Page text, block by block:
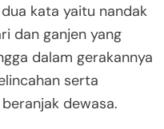
kata yaitu nandak
dan ganjen yang
dalam gerakannya
serta
dewasa.